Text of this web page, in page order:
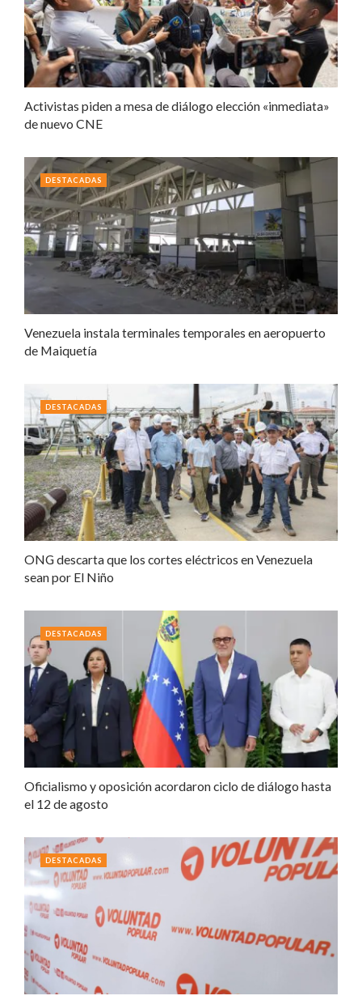
Activistas piden a mesa de diálogo elección «inmediata»
de nuevo CNE
Venezuela instala terminales temporales en aeropuerto
de Maiquetía
DESTACADAS
ONG descarta que los cortes eléctricos en Venezuela
sean por El Niño
DESTACADAS
Oficialismo y oposición acordaron ciclo de diálogo hasta
el 12 de agosto
DESTACADAS
DESTACADAS